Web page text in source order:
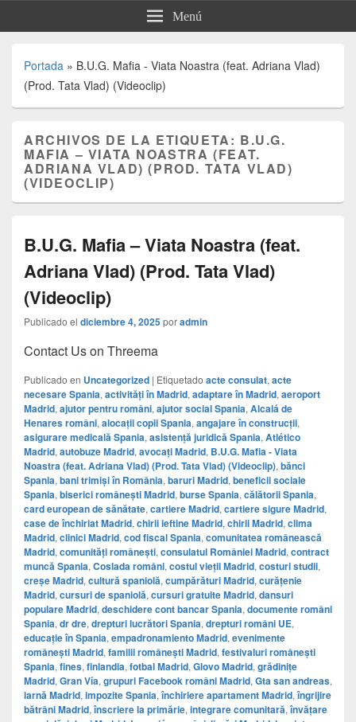
Menú
Portada » B.U.G. Mafia - Viata Noastra (feat. Adriana Vlad)
(Prod. Tata Vlad) (Videoclip)
ARCHIVOS DE LA ETIQUETA: B.U.G.
MAFIA – VIATA NOASTRA (FEAT.
ADRIANA VLAD) (PROD. TATA VLAD)
(VIDEOCLIP)
B.U.G. Mafia – Viata Noastra (feat.
Adriana Vlad) (Prod. Tata Vlad)
(Videoclip)
Publicado el diciembre 4, 2025poradmin
Contact Us on Threema
Publicado en Uncategorized | Etiquetado acte consulat, acte
necesare Spania, activități în Madrid, adaptare în Madrid, aeroport
Madrid, ajutor pentru români, ajutor social Spania, Alcalá de
Henares români, alocații copii Spania, angajare în construcții,
asigurare medicală Spania, asistență juridică Spania, Atlético
Madrid, autobuze Madrid, avocați Madrid, B.U.G. Mafia - Viata
Noastra (feat. Adriana Vlad) (Prod. Tata Vlad) (Videoclip), bănci
Spania, bani trimiși în România, baruri Madrid, beneficii sociale
Spania, biserici românești Madrid, burse Spania, călătorii Spania,
card european de sănătate, cartiere Madrid, cartiere sigure Madrid,
case de închiriat Madrid, chirii ieftine Madrid, chirii Madrid, clima
Madrid, clinici Madrid, cod fiscal Spania, comunitatea românească
Madrid, comunități românești, consulatul României Madrid, contract
muncă Spania, Coslada români, costul vieții Madrid, costuri studii,
creșe Madrid, cultură spaniolă, cumpărături Madrid, curățenie
Madrid, cursuri de spaniolă, cursuri gratuite Madrid, dansuri
populare Madrid, deschidere cont bancar Spania, documente români
Spania, dr dre, drepturi lucrători Spania, drepturi români UE,
educație în Spania, empadronamiento Madrid, evenimente
românești Madrid, familii românești Madrid, festivaluri românești
Spania, fines, finlandia, fotbal Madrid, Glovo Madrid, grădinițe
Madrid, Gran Vía, grupuri Facebook români Madrid, Gta san andreas,
iarnă Madrid, impozite Spania, închiriere apartament Madrid, îngrijire
bătrâni Madrid, înscriere la primărie, integrare comunitară, învățare